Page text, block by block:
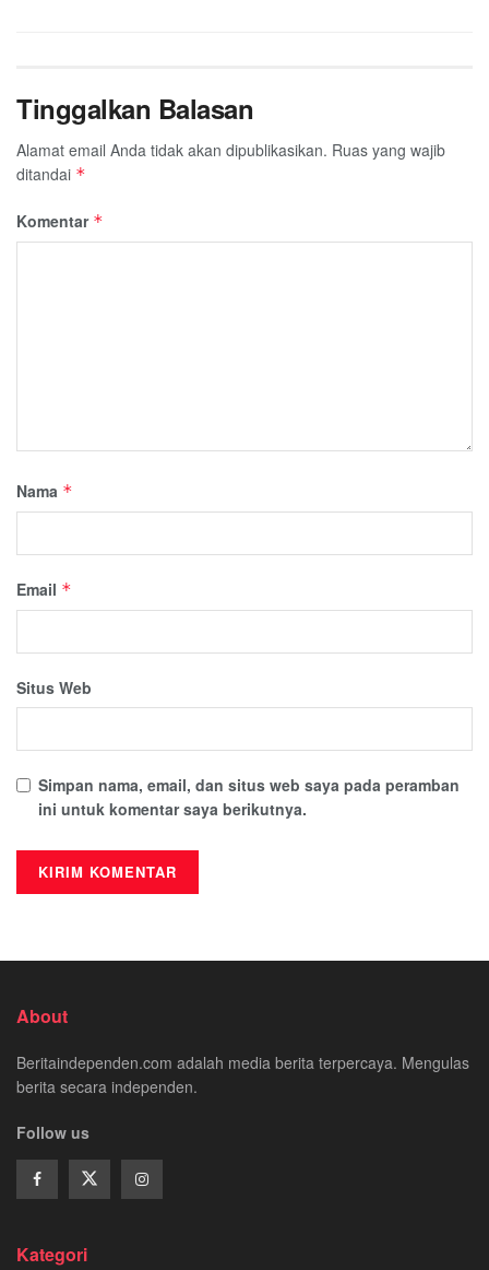
Tinggalkan Balasan
Alamat email Anda tidak akan dipublikasikan. Ruas yang wajib
ditandai *
Komentar *
Nama *
Email *
Situs Web
Simpan nama, email, dan situs web saya pada peramban
ini untuk komentar saya berikutnya.
About
Beritaindependen.com adalah media berita terpercaya. Mengulas
berita secara independen.
Follow us
Kategori